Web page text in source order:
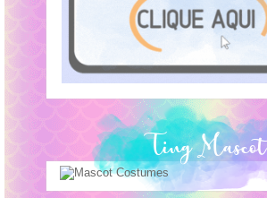
Ting Mascot